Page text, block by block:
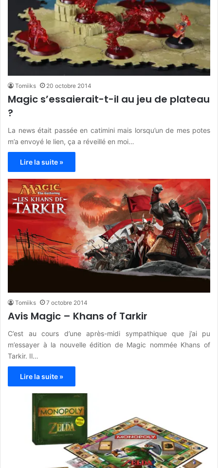
Tomiiks 20 octobre 2014
Magic s’essaierait-t-il au jeu de plateau
?
La news était passée en catimini mais lorsqu’un de mes potes
m’a envoyé le lien, ça a réveillé en moi…
Lire la suite »
Tomiiks 7 octobre 2014
Avis Magic – Khans of Tarkir
C’est au cours d’une après-midi sympathique que j’ai pu
m’essayer à la nouvelle édition de Magic nommée Khans of
Tarkir. Il…
Lire la suite »